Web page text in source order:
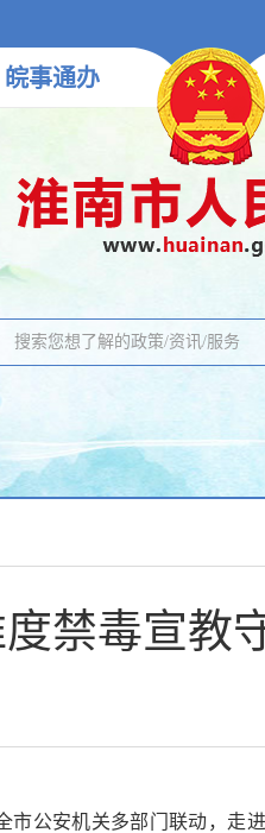
皖事通办
禁毒宣教
市公安机关多部门联动，